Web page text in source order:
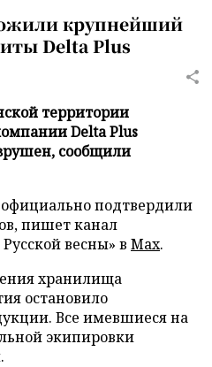
крупнейший
Delta Plus
территории
Delta Plus
сообщили
подтвердили
пишет канал
весны» в Max.
хранилища
остановило
Все имевшиеся на
экипировки